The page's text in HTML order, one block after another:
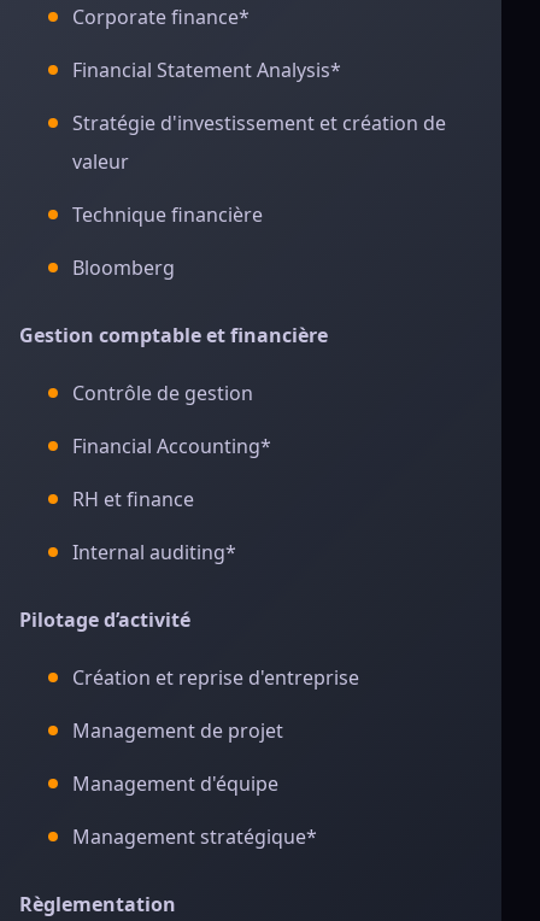
Corporate finance*
Financial Statement Analysis*
Stratégie d'investissement et création de
valeur
Technique financière
Bloomberg
Gestion comptable et financière
Contrôle de gestion
Financial Accounting*
RH et finance
Internal auditing*
Pilotage d’activité
Création et reprise d'entreprise
Management de projet
Management d'équipe
Management stratégique*
Règlementation